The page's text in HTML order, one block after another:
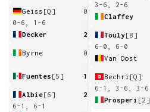
Geiss [Q]
0
0-6, 1-6
Decker
2
Byrne 0
Fuentes [5] 1
Albie[6]
2
6-1, 6-1
3-6, 2-6
Claffey
Touly[8]
6-0, 6-0
Van Oost
Bechri [Q]
6-1, 3-6, 3-6
Prosperi [2]